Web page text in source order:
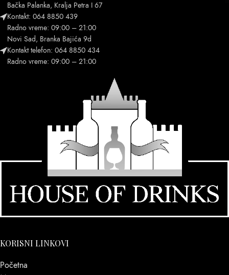
Bačka Palanka, Kralja Petra I 67
Kontakt: 064 8850 439
Radno vreme: 09:00 – 21:00
Novi Sad, Branka Bajića 9d
Kontakt telefon: 064 8850 434
Radno vreme: 09:00 – 21:00
KORISNI LINKOVI
Početna